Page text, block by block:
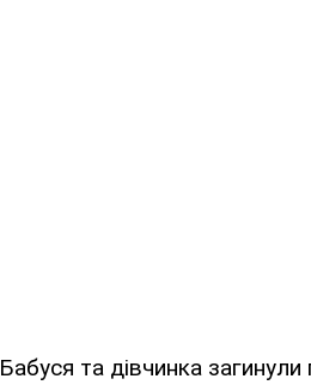
Бабуся та дівчинка